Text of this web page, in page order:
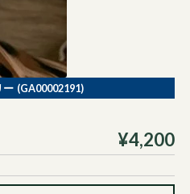
(GA00002191)
¥4,200